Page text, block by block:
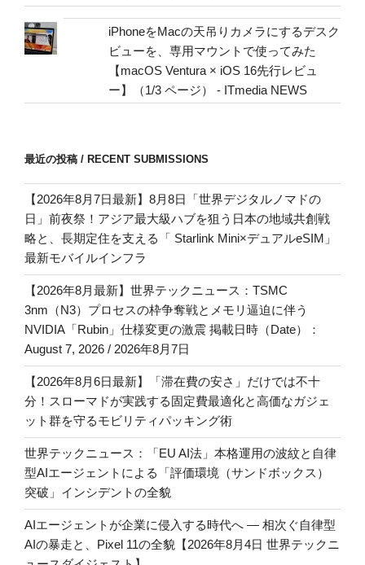
iPhoneをMacの天吊りカメラにするデスク
ビューを、専用マウントで使ってみた
【macOS Ventura × iOS 16先行レビュ
ー】（1/3 ページ） - ITmedia NEWS
最近の投稿 / RECENT SUBMISSIONS
【2026年8月7日最新】8月8日「世界デジタルノマドの
日」前夜祭！アジア最大級ハブを狙う日本の地域共創戦
略と、長期定住を支える「 Starlink Mini×デュアルeSIM」
最新モバイルインフラ
【2026年8月最新】世界テックニュース：TSMC
3nm（N3）プロセスの枠争奪戦とメモリ逼迫に伴う
NVIDIA「Rubin」仕様変更の激震 掲載日時（Date）：
August 7, 2026 / 2026年8月7日
【2026年8月6日最新】「滞在費の安さ」だけでは不十
分！スローマドが実践する固定費最適化と高価なガジェ
ット群を守るモビリティパッキング術
世界テックニュース：「EU AI法」本格運用の波紋と自律
型AIエージェントによる「評価環境（サンドボックス）
突破」インシデントの全貌
AIエージェントが企業に侵入する時代へ — 相次ぐ自律型
AIの暴走と、Pixel 11の全貌【2026年8月4日 世界テックニ